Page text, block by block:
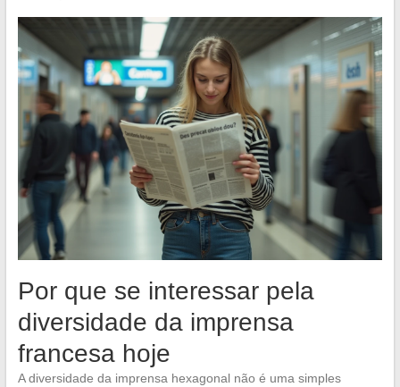
Por que se interessar pela
diversidade da imprensa
francesa hoje
A diversidade da imprensa hexagonal não é uma simples